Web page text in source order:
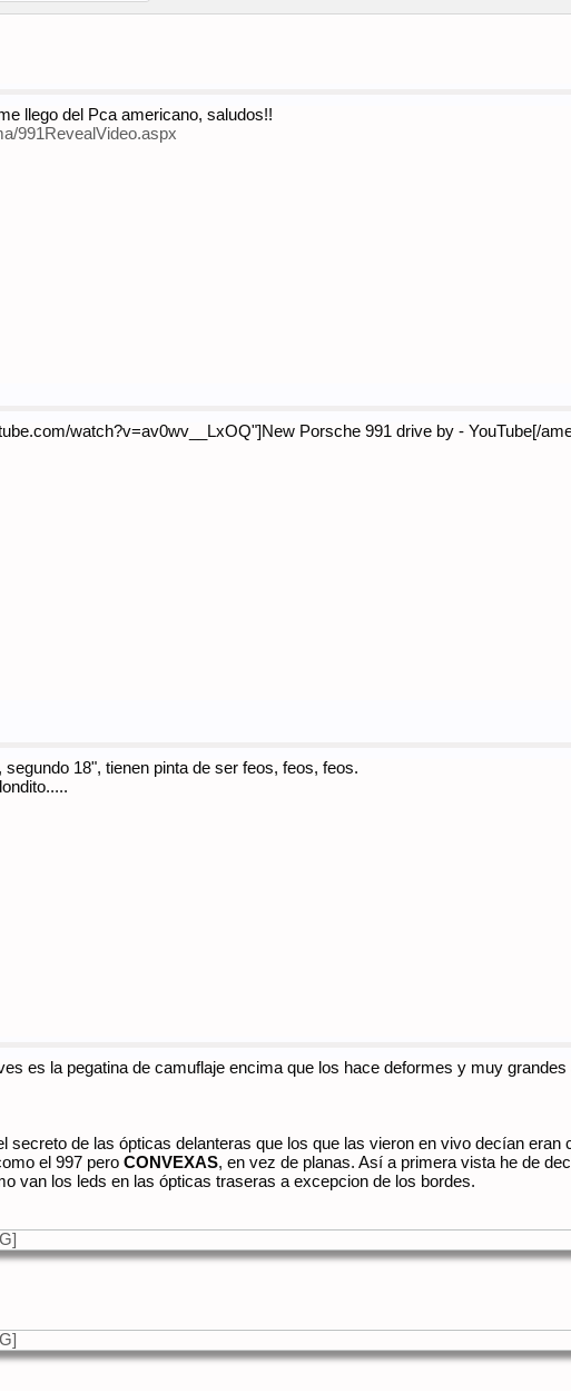
llego del Pca americano, saludos!!
991RevealVideo.aspx
watch?v=av0wv__LxOQ"]New Porsche 991 drive by - YouTube[/
18", tienen pinta de ser feos, feos, feos.
es la pegatina de camuflaje encima que los hace deformes y muy grandes
secreto de las ópticas delanteras que los que las vieron en vivo decían
el 997 peroCONVEXAS, en vez de planas. Así a primera vista he de
van los leds en las ópticas traseras a excepcion de los bordes.